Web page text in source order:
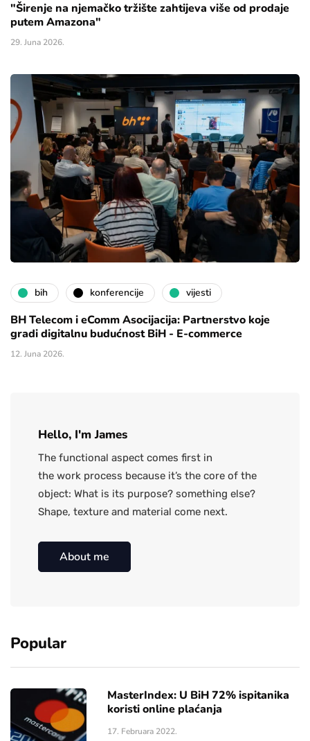
"Širenje na njemačko tržište zahtijeva više od prodaje
putem Amazona"
29. Juna 2026.
bih konferencije vijesti
BH Telecom i eComm Asocijacija: Partnerstvo koje
gradi digitalnu budućnost BiH - E-commerce
12. Juna 2026.
Hello, I'm James
The functional aspect comes first in
the work process because it’s the core of the
object: What is its purpose? something else?
Shape, texture and material come next.
About me
Popular
MasterIndex: U BiH 72% ispitanika
koristi online plaćanja
17. Februara 2022.